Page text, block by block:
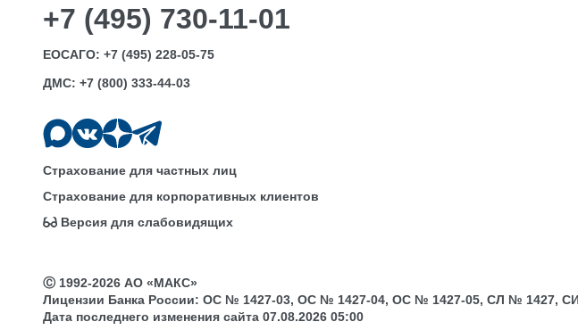
+7 (495) 730-11-01
ЕОСАГО: +7 (495) 228-05-75
ДМС: +7 (800) 333-44-03
Страхование для частных лиц
Страхование для корпоративных клиентов
Версия для слабовидящих
Ⓒ 1992-2026 АО «МАКС»
Лицензии Банка России: ОС № 1427-03, ОС № 1427-04, ОС № 1427-05, СЛ № 1427,
Дата последнего изменения сайта 07.08.2026 05:00